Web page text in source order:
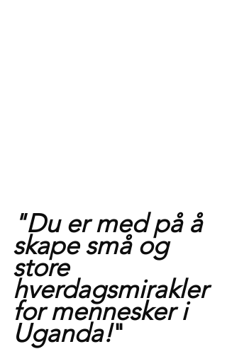
"Du er med på å
skape små og
store
hverdagsmirakler
for mennesker i
Uganda!"